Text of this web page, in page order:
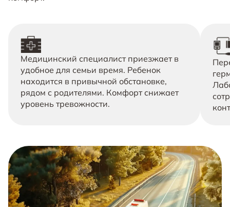
Медицинский специалист приезжает в
удобное для семьи время. Ребенок
находится в привычной обстановке,
рядом с родителями. Комфорт снижает
уровень тревожности.